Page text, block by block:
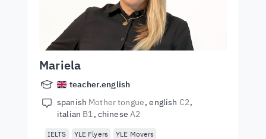
Mariela
teacher.english
spanish Mother tongue english C2
italian B1 chinese A2
IELTS YLE Flyers
YLE Movers